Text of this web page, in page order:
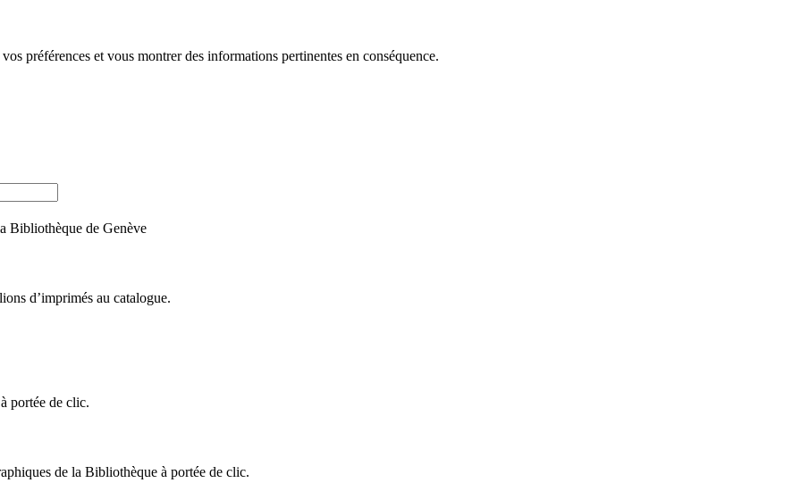
préférences et vous montrer des informations pertinentes en conséquence.
Bibliothèque de Genève
d’imprimés au catalogue.
portée de clic.
de la Bibliothèque à portée de clic.